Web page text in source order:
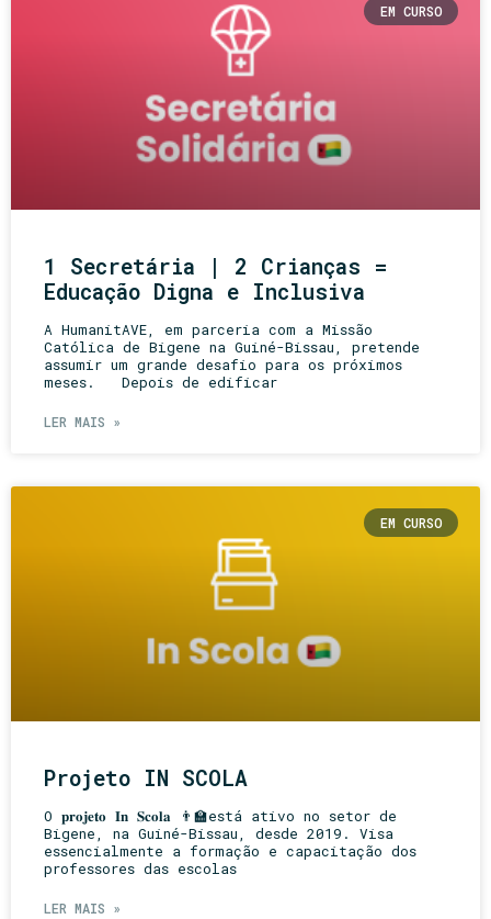
EM CURSO
1 Secretária | 2 Crianças =
Educação Digna e Inclusiva
A HumanitAVE, em parceria com a Missão
Católica de Bigene na Guiné-Bissau, pretende
assumir um grande desafio para os próximos
meses. Depois de edificar
LER MAIS »
EM CURSO
Projeto IN SCOLA
O 𝐩𝐫𝐨𝐣𝐞𝐭𝐨 𝐈𝐧 𝐒𝐜𝐨𝐥𝐚 👨‍🏫está ativo no setor de
Bigene, na Guiné-Bissau, desde 2019. Visa
essencialmente a formação e capacitação dos
professores das escolas
LER MAIS »